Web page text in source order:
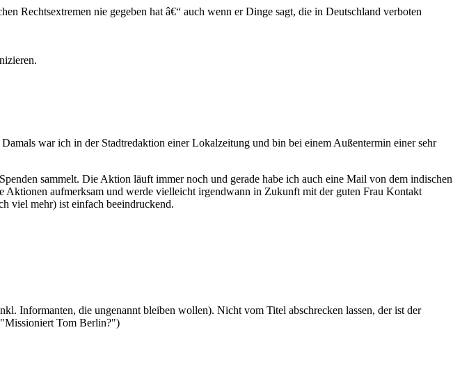
Rechtsextremen nie gegeben hat â€“ auch wenn er Dinge sagt, die in Deutschland verboten
war ich in der Stadtredaktion einer Lokalzeitung und bin bei einem Außentermin einer sehr
sammelt. Die Aktion läuft immer noch und gerade habe ich auch eine Mail von dem indischen
Aktionen aufmerksam und werde vielleicht irgendwann in Zukunft mit der guten Frau Kontakt
viel mehr) ist einfach beeindruckend.
Informanten, die ungenannt bleiben wollen). Nicht vom Titel abschrecken lassen, der ist der
Tom Berlin?")